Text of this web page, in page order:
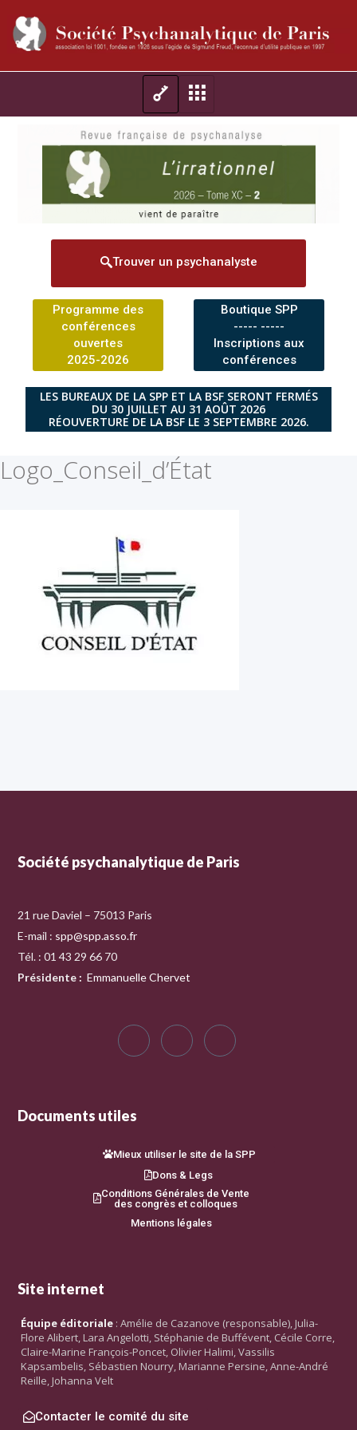
Trouver un psychanalyste
Programme des
conférences
ouvertes
2025-2026
Boutique SPP
----- -----
Inscriptions aux
conférences
LES BUREAUX DE LA SPP ET LA BSF SERONT FERMÉS
DU 30 JUILLET AU 31 AOÛT 2026
RÉOUVERTURE DE LA BSF LE 3 SEPTEMBRE 2026.
Logo_Conseil_d’État
Société psychanalytique de Paris
21 rue Daviel – 75013 Paris
E-mail : spp@spp.asso.fr
Tél. : 01 43 29 66 70
Présidente : Emmanuelle Chervet
Documents utiles
Mieux utiliser le site de la SPP
Dons & Legs
Conditions Générales de Vente
des congrès et colloques
Mentions légales
Site internet
Équipe éditoriale : Amélie de Cazanove (responsable), Julia-
Flore Alibert, Lara Angelotti, Stéphanie de Buffévent, Cécile Corre,
Claire-Marine François-Poncet, Olivier Halimi, Vassilis
Kapsambelis, Sébastien Nourry, Marianne Persine, Anne-André
Reille, Johanna Velt
Contacter le comité du site